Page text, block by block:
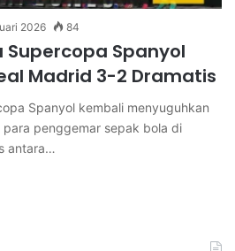
2026 84
Spanyol
Madrid 3-2 Dramatis
Spanyol kembali menyuguhkan
penggemar sepak bola di
antara…